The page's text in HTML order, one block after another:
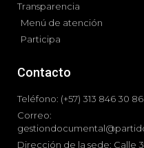
Transparencia
Menú de atención
Participa
Contacto
Teléfono: (+57) 313 846 30 86
Correo:
Dirección de la sede: Calle